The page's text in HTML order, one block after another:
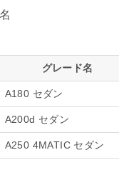
グレード名
A180 セダン
A200d セダン
A250 4MATIC セダン